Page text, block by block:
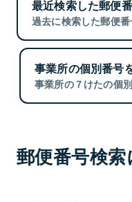
最近検索した郵便
過去に検索した郵便番
事業所の個別番号
事業所の７けたの個
郵便番号検